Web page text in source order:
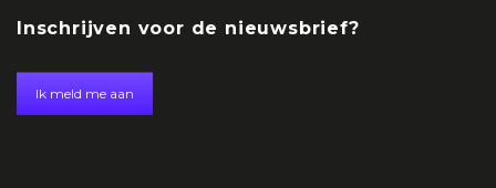
Inschrijven voor de nieuwsbrief?
Ik meld me aan